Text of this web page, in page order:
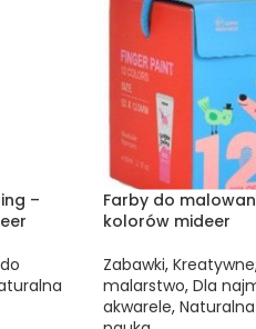
–
Farby do
kolorów mideer
Zabawki, Kreatywne
malarstwo, Dla
akwarele,